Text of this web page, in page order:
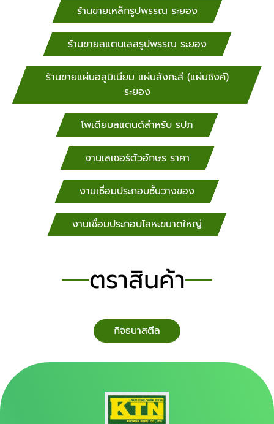
ร้านขายเหล็กรูปพรรณ ระยอง
ร้านขายสแตนเลสรูปพรรณ ระยอง
ร้านขายแผ่นอลูมิเนียม แผ่นสังกะสี (แผ่นซิงค์)
ระยอง
โพเดียมสแตนด์สำหรับ​ รปภ
งานเลเซอร์ตัวอักษร ราคา
งานเชื่อมประกอบชั้นวางของ
งานเชื่อมประกอบโลหะขนาดใหญ่
ตราสินค้า
กิจธนาสตีล